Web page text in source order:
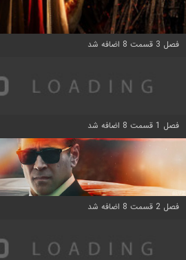
فصل 3 قسمت 8 اضافه شد
فصل 1 قسمت 8 اضافه شد
فصل 2 قسمت 8 اضافه شد